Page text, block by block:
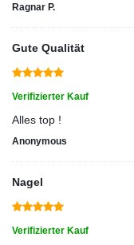
Ragnar P.
Gute Qualität
Verifizierter Kauf
Alles top !
Anonymous
Nagel
Verifizierter Kauf